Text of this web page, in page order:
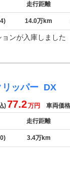
走行距離
14.0万km
ンが入庫しました
ッパー DX
)77.2万円 車両価格
走行距離
3.4万km